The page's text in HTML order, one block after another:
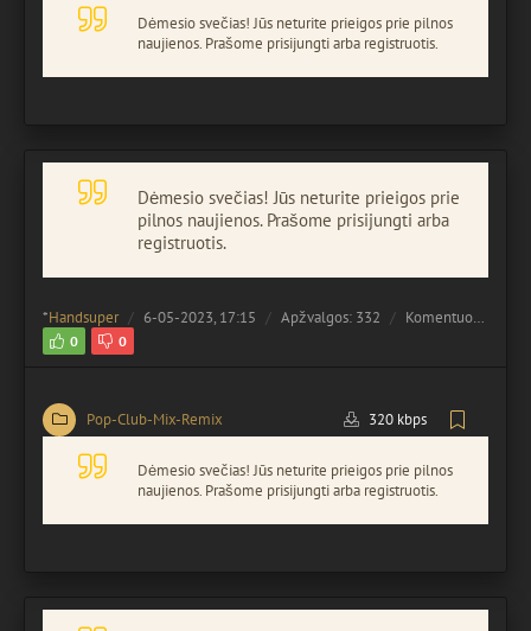
Dėmesio svečias! Jūs neturite prieigos prie pilnos
naujienos. Prašome prisijungti arba registruotis.
Dėmesio svečias! Jūs neturite prieigos prie
pilnos naujienos. Prašome prisijungti arba
registruotis.
*Handsuper 6-05-2023, 17:15 Apžvalgos: 332 Komentuota:
0 0
Pop-Club-Mix-Remix 320 kbps
Dėmesio svečias! Jūs neturite prieigos prie pilnos
naujienos. Prašome prisijungti arba registruotis.